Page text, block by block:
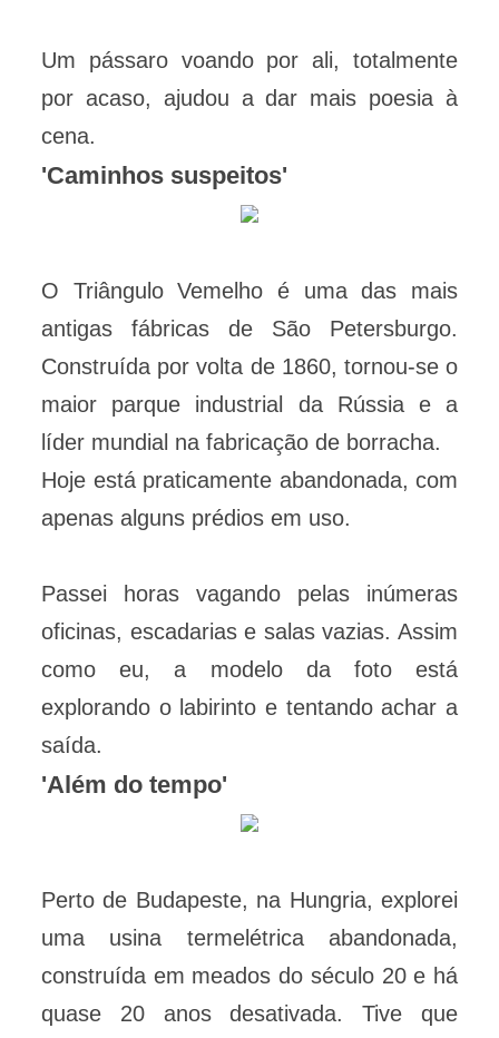
Um pássaro voando por ali, totalmente
por acaso, ajudou a dar mais poesia à
cena.
'Caminhos suspeitos'
O Triângulo Vemelho é uma das mais
antigas fábricas de São Petersburgo.
Construída por volta de 1860, tornou-se o
maior parque industrial da Rússia e a
líder mundial na fabricação de borracha.
Hoje está praticamente abandonada, com
apenas alguns prédios em uso.
Passei horas vagando pelas inúmeras
oficinas, escadarias e salas vazias. Assim
como eu, a modelo da foto está
explorando o labirinto e tentando achar a
saída.
'Além do tempo'
Perto de Budapeste, na Hungria, explorei
uma usina termelétrica abandonada,
construída em meados do século 20 e há
quase 20 anos desativada. Tive que